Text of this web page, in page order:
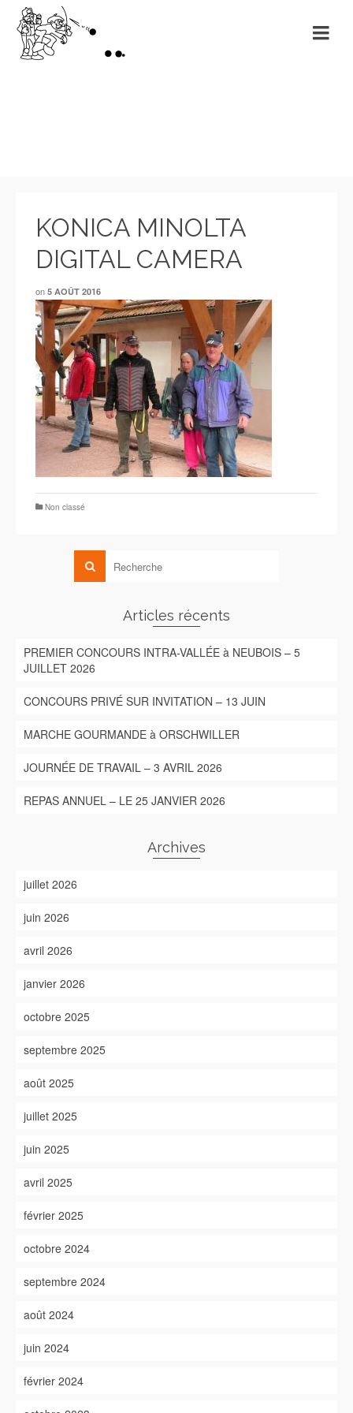
KONICA MINOLTA
DIGITAL CAMERA
on 5 AOÛT 2016
Non classé
Articles récents
PREMIER CONCOURS INTRA-VALLÉE à NEUBOIS – 5
JUILLET 2026
CONCOURS PRIVÉ SUR INVITATION – 13 JUIN
MARCHE GOURMANDE à ORSCHWILLER
JOURNÉE DE TRAVAIL – 3 AVRIL 2026
REPAS ANNUEL – LE 25 JANVIER 2026
Archives
juillet 2026
juin 2026
avril 2026
janvier 2026
octobre 2025
septembre 2025
août 2025
juillet 2025
juin 2025
avril 2025
février 2025
octobre 2024
septembre 2024
août 2024
juin 2024
février 2024